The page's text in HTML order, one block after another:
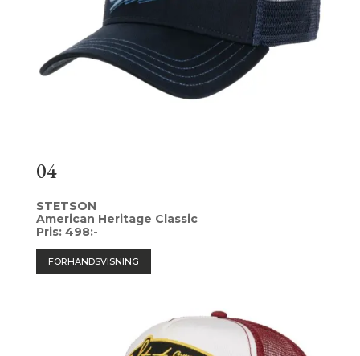
04
STETSON
American Heritage Classic
Pris: 498:-
FÖRHANDSVISNING